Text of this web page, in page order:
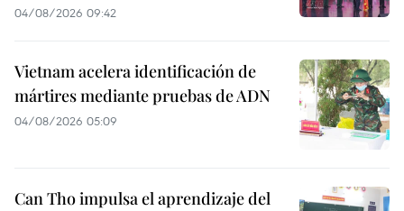
04/08/2026 09:42
Vietnam acelera identificación de
mártires mediante pruebas de ADN
04/08/2026 05:09
Can Tho impulsa el aprendizaje del